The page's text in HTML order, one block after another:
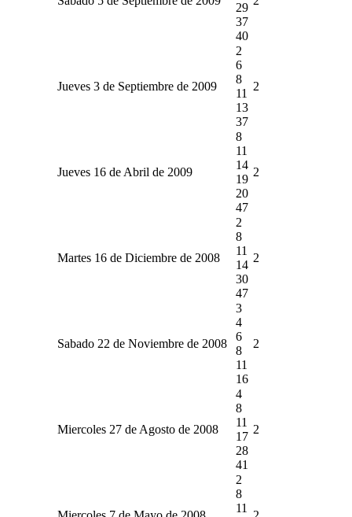
29
37
40
Jueves 3 de Septiembre de 2009
2
6
8
11
13
37
2
Jueves 16 de Abril de 2009
8
11
14
19
20
47
2
Martes 16 de Diciembre de 2008
2
8
11
14
30
47
2
Sabado 22 de Noviembre de 2008
3
4
6
8
11
16
2
Miercoles 27 de Agosto de 2008
4
8
11
17
28
41
2
2
8
11